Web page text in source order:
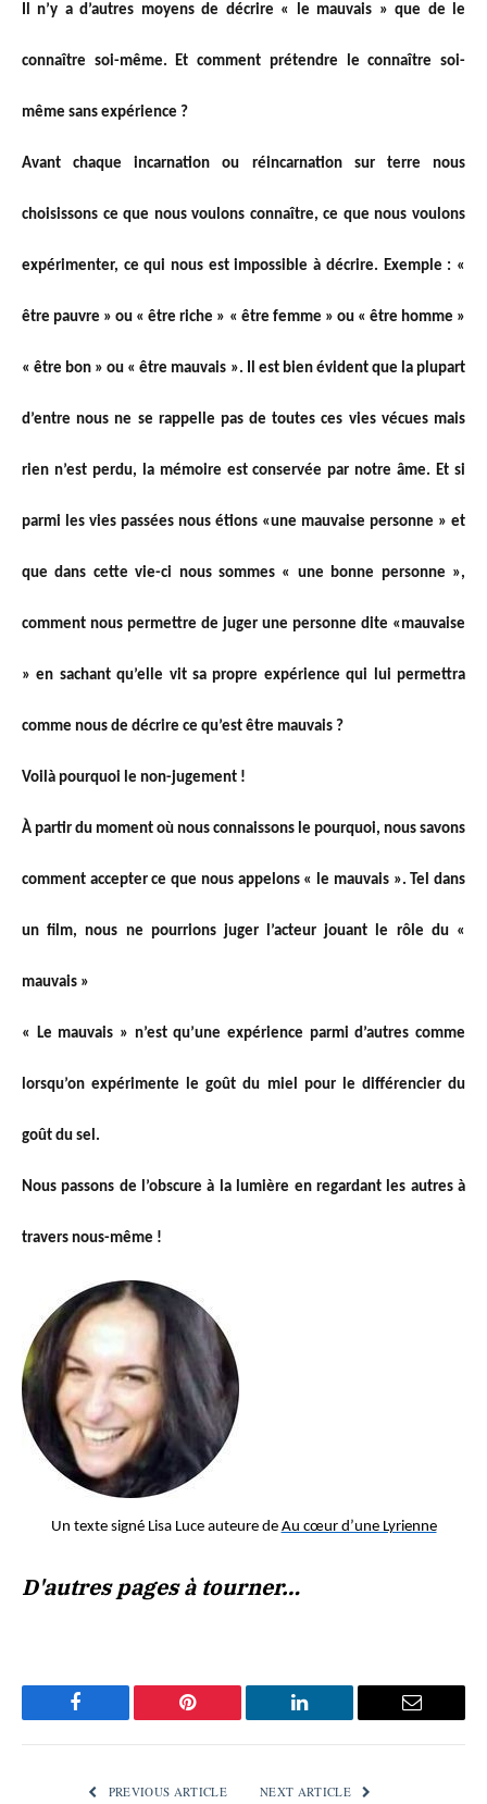
Il n’y a d’autres moyens de décrire « le mauvais » que de le
connaître soi-même. Et comment prétendre le connaître soi-
même sans expérience ?
Avant chaque incarnation ou réincarnation sur terre nous
choisissons ce que nous voulons connaître, ce que nous voulons
expérimenter, ce qui nous est impossible à décrire. Exemple : «
être pauvre » ou « être riche » « être femme » ou « être homme »
« être bon » ou « être mauvais ». Il est bien évident que la plupart
d’entre nous ne se rappelle pas de toutes ces vies vécues mais
rien n’est perdu, la mémoire est conservée par notre âme. Et si
parmi les vies passées nous étions «une mauvaise personne » et
que dans cette vie-ci nous sommes « une bonne personne »,
comment nous permettre de juger une personne dite «mauvaise
» en sachant qu’elle vit sa propre expérience qui lui permettra
comme nous de décrire ce qu’est être mauvais ?
Voilà pourquoi le non-jugement !
À partir du moment où nous connaissons le pourquoi, nous savons
comment accepter ce que nous appelons « le mauvais ». Tel dans
un film, nous ne pourrions juger l’acteur jouant le rôle du «
mauvais »
« Le mauvais » n’est qu’une expérience parmi d’autres comme
lorsqu’on expérimente le goût du miel pour le différencier du
goût du sel.
Nous passons de l’obscure à la lumière en regardant les autres à
travers nous-même !
Un texte signé Lisa Luce auteure de Au cœur d’une Lyrienne
D'autres pages à tourner…
Facebook Pinterest LinkedIn Email
PREVIOUS ARTICLE NEXT ARTICLE